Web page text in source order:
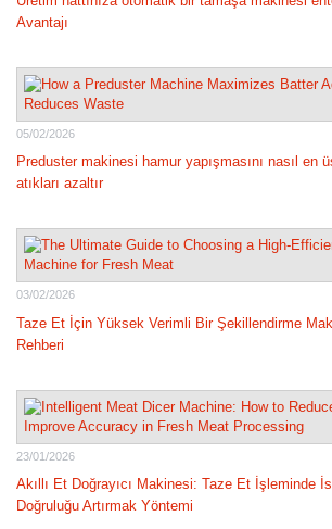
Avantajı
05/02/2026
Preduster makinesi hamur yapışmasını nasıl en
atıkları azaltır
03/02/2026
Taze Et İçin Yüksek Verimli Bir Şekillendirme
Rehberi
23/01/2026
Akıllı Et Doğrayıcı Makinesi: Taze Et İşleminde
Doğruluğu Artırmak Yöntemi